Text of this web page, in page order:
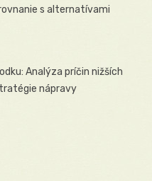
s alternatívami
Analýza príčin nižších
nápravy